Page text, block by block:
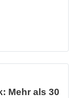
Mehr als 30